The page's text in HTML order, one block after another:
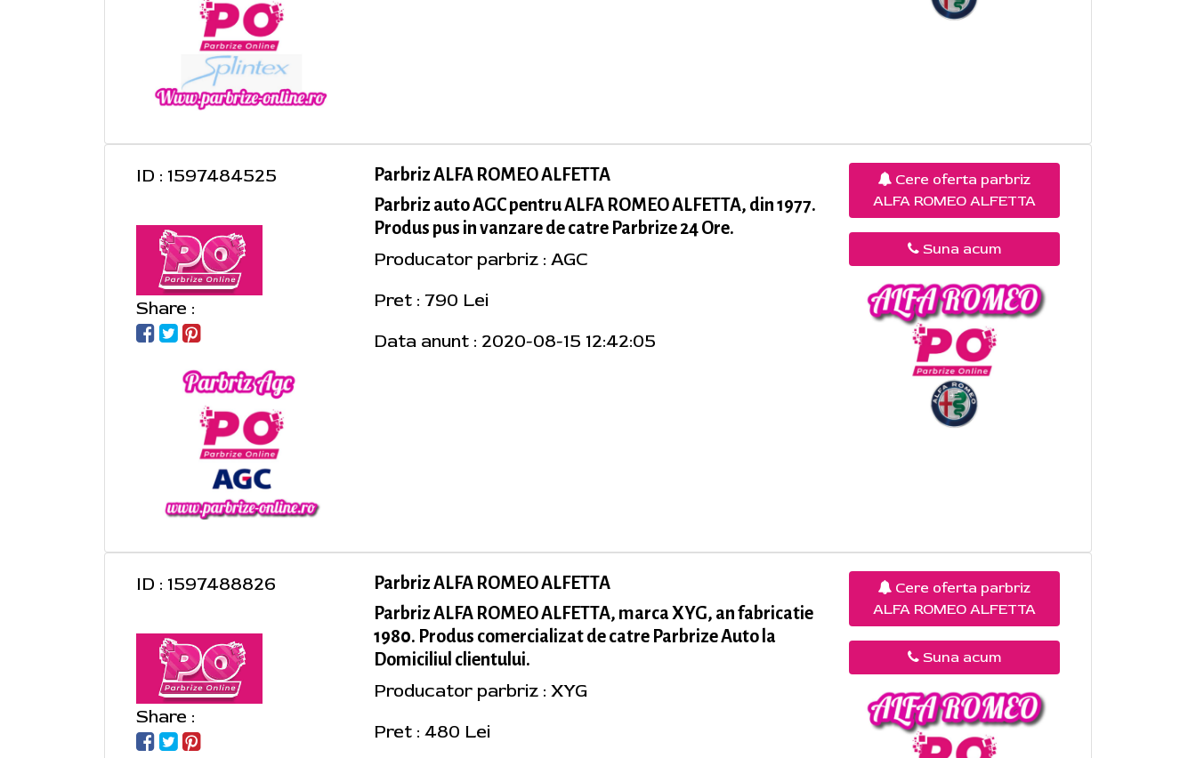
ID : 1597484525
Share :
Parbriz ALFA ROMEO ALFETTA
Parbriz auto AGC pentru ALFA ROMEO ALFETTA, din 1977.
Produs pus in vanzare de catre Parbrize 24 Ore.
Producator parbriz : AGC
Pret : 790 Lei
Data anunt : 2020-08-15 12:42:05
Cere oferta parbriz
ALFA ROMEO ALFETTA
Suna acum
ID : 1597488826
Share :
Parbriz ALFA ROMEO ALFETTA
Parbriz ALFA ROMEO ALFETTA, marca XYG, an fabricatie
1980. Produs comercializat de catre Parbrize Auto la
Domiciliul clientului.
Producator parbriz : XYG
Pret : 480 Lei
Cere oferta parbriz
ALFA ROMEO ALFETTA
Suna acum